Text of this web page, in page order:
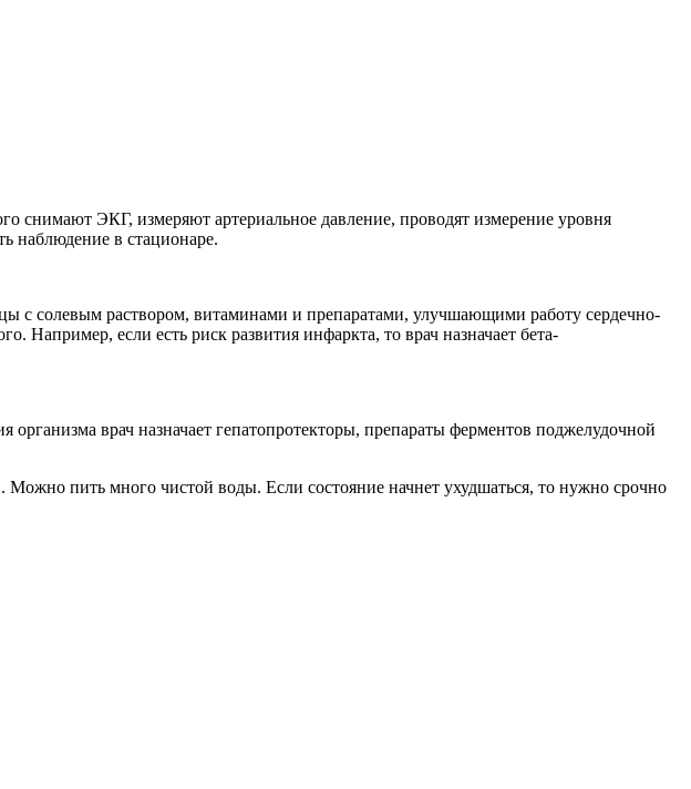
снимают ЭКГ, измеряют артериальное давление, проводят измерение уровня
наблюдение в стационаре.
с солевым раствором, витаминами и препаратами, улучшающими работу сердечно-
Например, если есть риск развития инфаркта, то врач назначает бета-
врач назначает гепатопротекторы, препараты ферментов поджелудочной
пить много чистой воды. Если состояние начнет ухудшаться, то нужно срочно